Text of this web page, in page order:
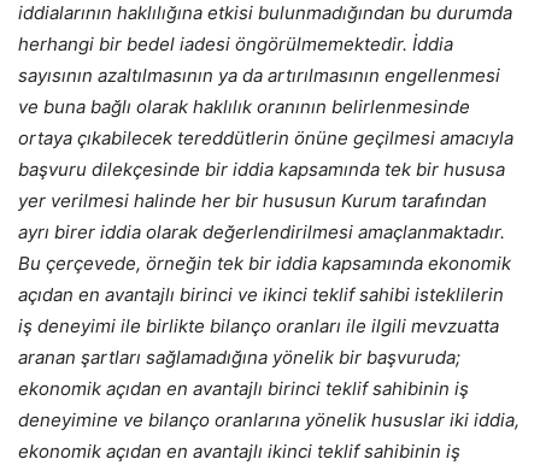
iddialarının haklılığına etkisi bulunmadığından bu durumda
herhangi bir bedel iadesi öngörülmemektedir. İddia
sayısının azaltılmasının ya da artırılmasının engellenmesi
ve buna bağlı olarak haklılık oranının belirlenmesinde
ortaya çıkabilecek tereddütlerin önüne geçilmesi amacıyla
başvuru dilekçesinde bir iddia kapsamında tek bir hususa
yer verilmesi halinde her bir hususun Kurum tarafından
ayrı birer iddia olarak değerlendirilmesi amaçlanmaktadır.
Bu çerçevede, örneğin tek bir iddia kapsamında ekonomik
açıdan en avantajlı birinci ve ikinci teklif sahibi isteklilerin
iş deneyimi ile birlikte bilanço oranları ile ilgili mevzuatta
aranan şartları sağlamadığına yönelik bir başvuruda;
ekonomik açıdan en avantajlı birinci teklif sahibinin iş
deneyimine ve bilanço oranlarına yönelik hususlar iki iddia,
ekonomik açıdan en avantajlı ikinci teklif sahibinin iş